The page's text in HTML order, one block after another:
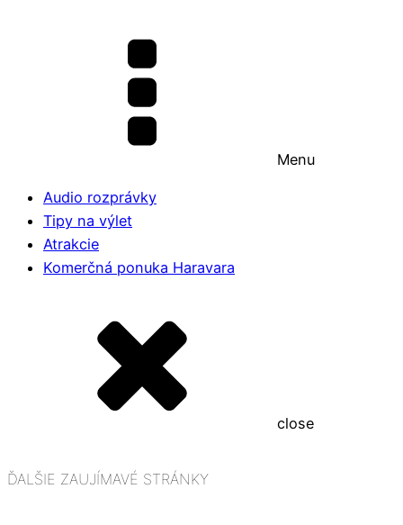
Menu
Audio rozprávky
Tipy na výlet
Atrakcie
Komerčná ponuka Haravara
close
ĎALŠIE ZAUJÍMAVÉ STRÁNKY